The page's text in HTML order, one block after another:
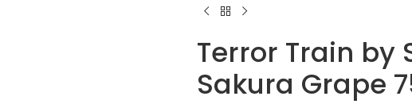
Terror Train by
Sakura Grape